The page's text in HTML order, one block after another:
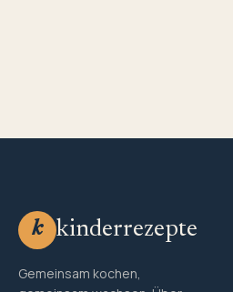
k kinderrezepte
Gemeinsam kochen,